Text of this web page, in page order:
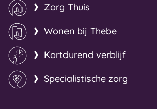
Zorg Thuis
Wonen bij Thebe
Kortdurend verblijf
Specialistische zorg